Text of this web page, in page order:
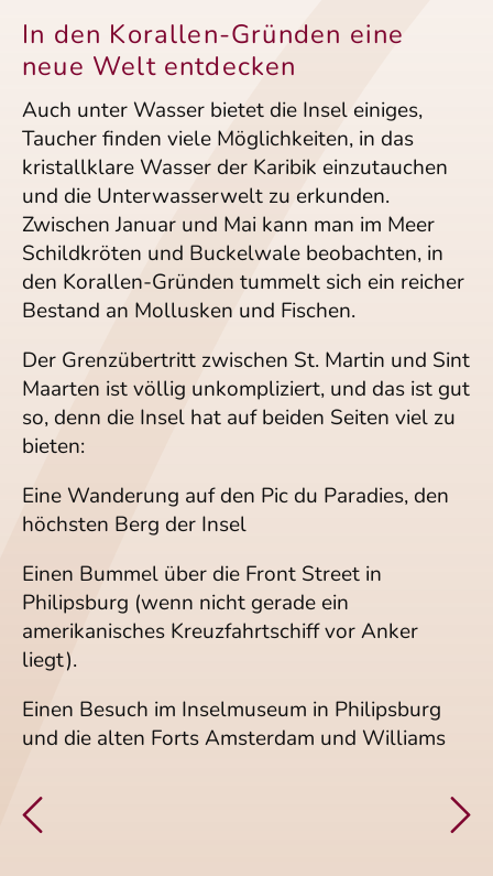
In den Korallen-Gründen eine
neue Welt entdecken
Auch unter Wasser bietet die Insel einiges,
Taucher finden viele Möglichkeiten, in das
kristallklare Wasser der Karibik einzutauchen
und die Unterwasserwelt zu erkunden.
Zwischen Januar und Mai kann man im Meer
Schildkröten und Buckelwale beobachten, in
den Korallen-Gründen tummelt sich ein reicher
Bestand an Mollusken und Fischen.
Der Grenzübertritt zwischen St. Martin und Sint
Maarten ist völlig unkompliziert, und das ist gut
so, denn die Insel hat auf beiden Seiten viel zu
bieten:
Eine Wanderung auf den Pic du Paradies, den
höchsten Berg der Insel
Einen Bummel über die Front Street in
Philipsburg (wenn nicht gerade ein
amerikanisches Kreuzfahrtschiff vor Anker
liegt).
Einen Besuch im Inselmuseum in Philipsburg
und die alten Forts Amsterdam und Williams